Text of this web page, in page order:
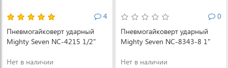
4
Пневмогайковерт ударный
Mighty Seven NC-4215 1/2"
Нет в наличии
0
Пневмогайковерт ударный
Mighty Seven NC-8343-8 1"
Нет в наличии